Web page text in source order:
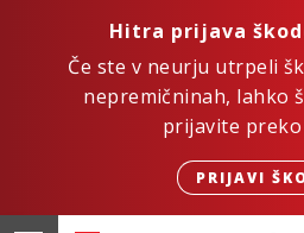
Hitra prijava
Če ste v neurju utrpeli
nepremičninah, lahko
prijavite
PRIJAVI